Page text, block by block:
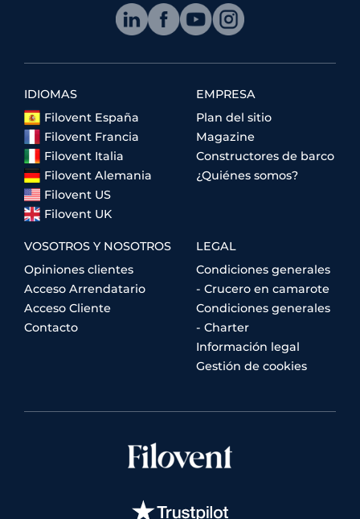
IDIOMAS
Filovent España
Filovent Francia
Filovent Italia
Filovent Alemania
Filovent US
Filovent UK
EMPRESA
Plan del sitio
Magazine
Constructores de barco
¿Quiénes somos?
VOSOTROS Y NOSOTROS
Opiniones clientes
Acceso Arrendatario
Acceso Cliente
Contacto
LEGAL
Condiciones generales
- Crucero en camarote
Condiciones generales
- Charter
Información legal
Gestión de cookies